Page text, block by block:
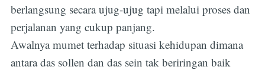
berlangsung secara ujug-ujug tapi melalui proses dan
perjalanan yang cukup panjang.
Awalnya mumet terhadap situasi kehidupan dimana
antara das sollen dan das sein tak beriringan baik